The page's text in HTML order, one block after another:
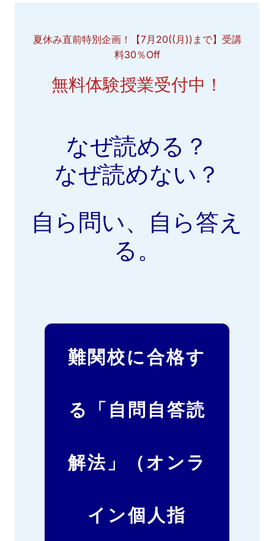
夏休み直前特別企画！【7月20((月))まで】受講
料30％Off
無料体験授業受付中！
なぜ読める？
なぜ読めない？
自ら問い、自ら答え
る。
難関校に合格す
る「自問自答読
解法」（オンラ
イン個人指